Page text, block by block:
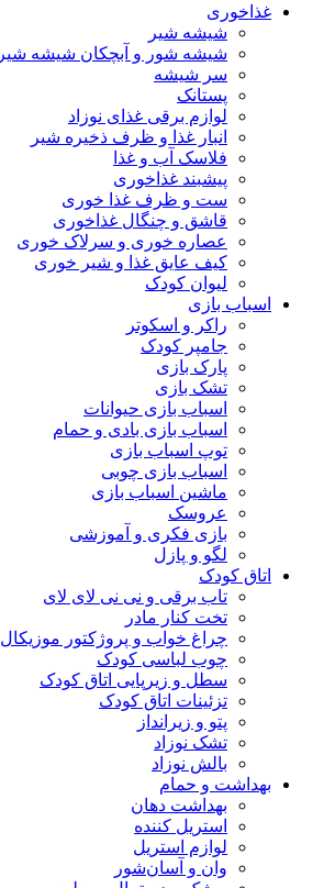
غذاخوری
شیشه شیر
شیشه ‌شور و آبچکان شیشه‌ شیر
سر شیشه
پستانک
لوازم برقی غذای نوزاد
انبار غذا و ظرف ذخیره شیر
فلاسک آب و غذا
پیشبند غذاخوری
ست و ظرف غذا خوری
قاشق و چنگال غذاخوری
عصاره خوری و سرلاک خوری
کیف عایق غذا و شیر خوری
لیوان کودک
اسباب بازی
راکر و اسکوتر
جامپر کودک
پارک بازی
تشک بازی
اسباب بازی حیوانات
اسباب بازی بادی و حمام
توپ اسباب بازی
اسباب بازی چوبی
ماشین اسباب بازی
عروسک
بازی فکری و آموزشی
لگو و پازل
اتاق کودک
تاب برقی و نی نی لای لای
تخت کنار مادر
چراغ خواب و پروژکتور موزیکال
چوب لباسی کودک
سطل و زیرپایی اتاق کودک
تزئینات اتاق کودک
پتو و زیرانداز
تشک نوزاد
بالش نوزاد
بهداشت و حمام
بهداشت دهان
استریل کننده
لوازم استریل
وان و آسان‌شور